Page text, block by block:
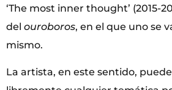
‘The most inner thought’ (2015-
del ouroboros, en el que uno se
mismo.
La artista, en este sentido,